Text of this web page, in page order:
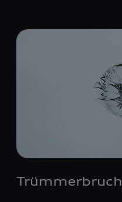
Trümmerbruch